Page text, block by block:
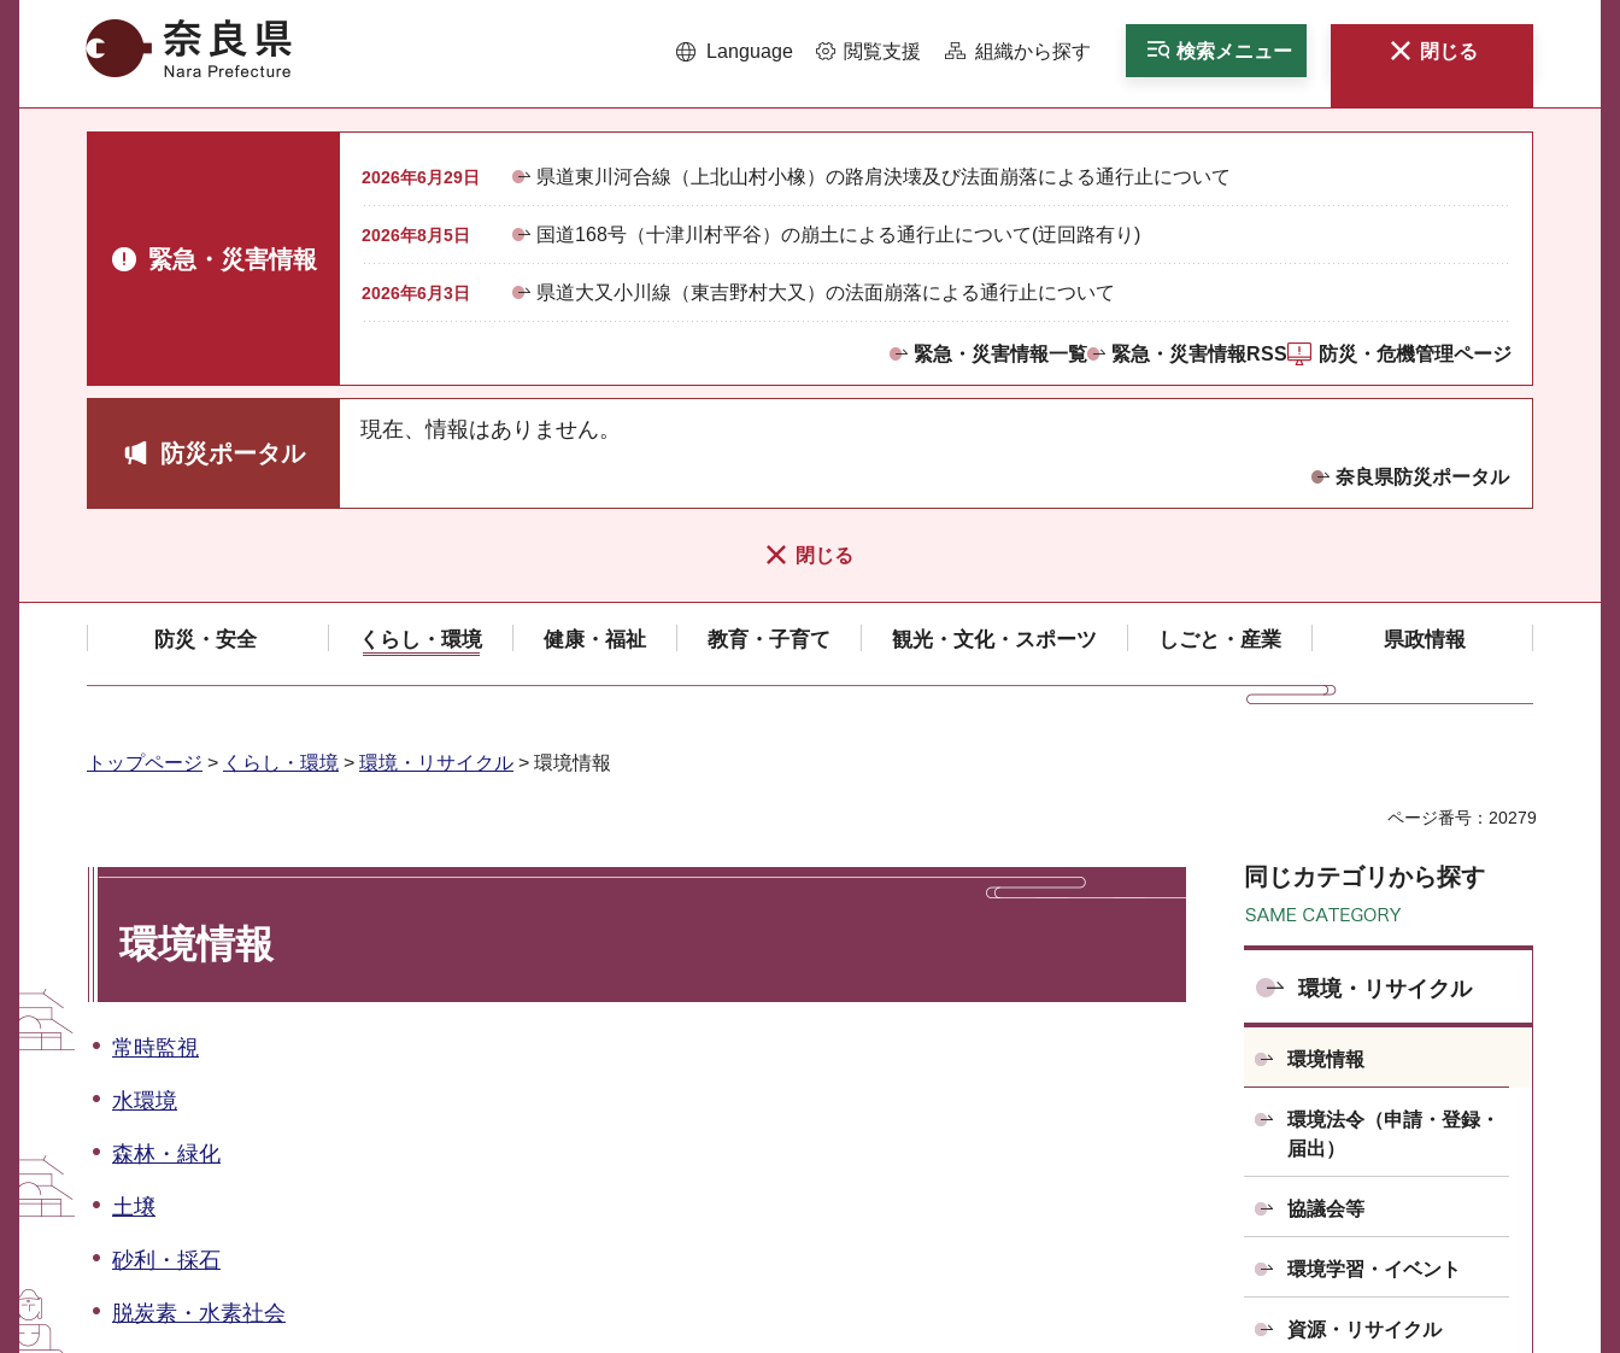
奈良県 Language 閲覧支援 組織から探す 検索メニュー 閉じる
緊急・災害情報
2026年6月29日 県道東川河合線（上北山村小橡）の路肩決壊及び法面崩落による通行止について
2026年8月5日 国道168号（十津川村平谷）の崩土による通行止について(迂回路有り)
2026年6月3日 県道大又小川線（東吉野村大又）の法面崩落による通行止について
緊急・災害情報一覧 緊急・災害情報RSS 防災・危機管理ページ
防災ポータル
現在、情報はありません。
奈良県防災ポータル
閉じる
防災・安全 くらし・環境 健康・福祉 教育・子育て 観光・文化・スポーツ しごと・産業 県政情報
トップページ > くらし・環境 > 環境・リサイクル > 環境情報
ページ番号：20279
環境情報
常時監視
水環境
森林・緑化
土壌
砂利・採石
脱炭素・水素社会
同じカテゴリから探す
環境・リサイクル
環境情報
環境法令（申請・登録・
届出）
協議会等
環境学習・イベント
資源・リサイクル